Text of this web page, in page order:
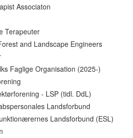
Associaton
Terapeuter
and Landscape Engineers
Faglige Organisation (2025-)
- LSP (tidl. DdL)
Landsforbund
Landsforbund (ESL)